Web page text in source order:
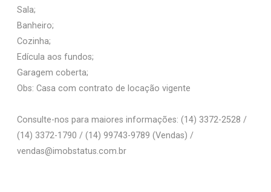
Sala;
Banheiro;
Cozinha;
Edícula aos fundos;
Garagem coberta;
Obs: Casa com contrato de locação vigente
Consulte-nos para maiores informações: (14) 3372-2528 /
(14) 3372-1790 / (14) 99743-9789 (Vendas) /
vendas@imobstatus.com.br